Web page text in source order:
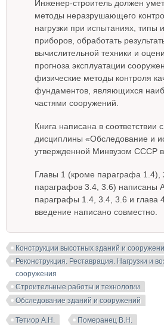
Инженер-строитель должен
методы неразрушающего
нагрузки при испытаниях, типы
приборов, обработать
вычислительной техники и
прогноза эксплуатации
физические методы контроля
фундаментов, являющихся
частями сооружений.
Книга написана в соответствии
дисциплины «Обследование и
утвержденной Минвузом СССР в
Главы 1 (кроме параграфа 1.4),
параграфов 3.4, 3.6) написаны
параграфы 1.4, 3.4, 3.6 и
введение написано совместно.
Конструкции высотных зданий и
Реконструкция. Реставрация. Нагрузки и
сооружения
Строительные работы и технологии
Обследование зданий и сооружений
Тетиор А.Н. Померанец В.Н.